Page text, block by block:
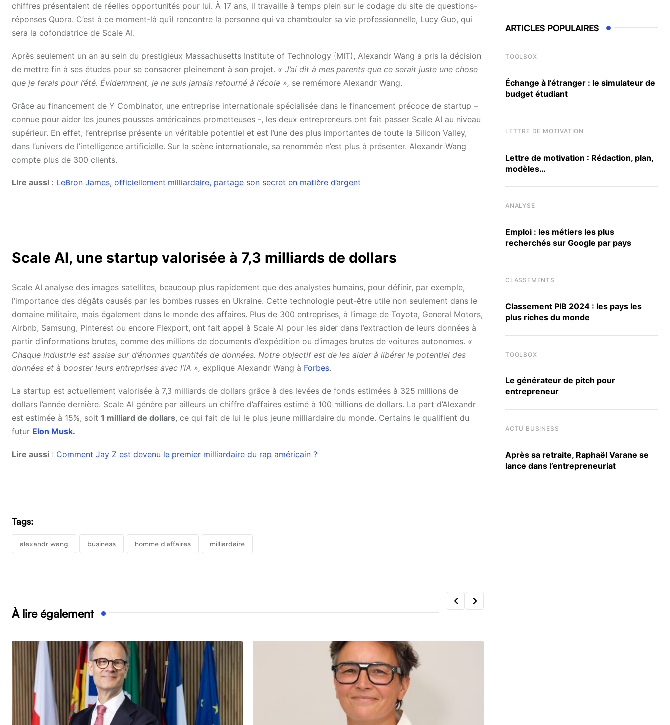
chiffres présentaient de réelles opportunités pour lui. À 17 ans, il travaille à temps plein sur le codage du site de questions-
réponses Quora. C’est à ce moment-là qu’il rencontre la personne qui va chambouler sa vie professionnelle, Lucy Guo, qui
sera la cofondatrice de Scale AI.
Après seulement un an au sein du prestigieux Massachusetts Institute of Technology (MIT), Alexandr Wang a pris la décision
de mettre fin à ses études pour se consacrer pleinement à son projet. « J’ai dit à mes parents que ce serait juste une chose
que je ferais pour l’été. Évidemment, je ne suis jamais retourné à l’école », se remémore Alexandr Wang.
Grâce au financement de Y Combinator, une entreprise internationale spécialisée dans le financement précoce de startup –
connue pour aider les jeunes pousses américaines prometteuses -, les deux entrepreneurs ont fait passer Scale AI au niveau
supérieur. En effet, l’entreprise présente un véritable potentiel et est l’une des plus importantes de toute la Silicon Valley,
dans l’univers de l’intelligence artificielle. Sur la scène internationale, sa renommée n’est plus à présenter. Alexandr Wang
compte plus de 300 clients.
Lire aussi : LeBron James, officiellement milliardaire, partage son secret en matière d’argent
Scale AI, une startup valorisée à 7,3 milliards de dollars
Scale AI analyse des images satellites, beaucoup plus rapidement que des analystes humains, pour définir, par exemple,
l’importance des dégâts causés par les bombes russes en Ukraine. Cette technologie peut-être utile non seulement dans le
domaine militaire, mais également dans le monde des affaires. Plus de 300 entreprises, à l’image de Toyota, General Motors,
Airbnb, Samsung, Pinterest ou encore Flexport, ont fait appel à Scale AI pour les aider dans l’extraction de leurs données à
partir d’informations brutes, comme des millions de documents d’expédition ou d’images brutes de voitures autonomes. «
Chaque industrie est assise sur d’énormes quantités de données. Notre objectif est de les aider à libérer le potentiel des
données et à booster leurs entreprises avec l’IA », explique Alexandr Wang à Forbes.
La startup est actuellement valorisée à 7,3 milliards de dollars grâce à des levées de fonds estimées à 325 millions de
dollars l’année dernière. Scale AI génère par ailleurs un chiffre d’affaires estimé à 100 millions de dollars. La part d’Alexandr
est estimée à 15%, soit 1 milliard de dollars, ce qui fait de lui le plus jeune milliardaire du monde. Certains le qualifient du
futur Elon Musk.
Lire aussi : Comment Jay Z est devenu le premier milliardaire du rap américain ?
Tags:
alexandr wang business homme d'affaires milliardaire
À lire également
ARTICLES POPULAIRES
TOOLBOX
Échange à l’étranger : le simulateur de
budget étudiant
LETTRE DE MOTIVATION
Lettre de motivation : Rédaction, plan,
modèles…
ANALYSE
Emploi : les métiers les plus
recherchés sur Google par pays
CLASSEMENTS
Classement PIB 2024 : les pays les
plus riches du monde
TOOLBOX
Le générateur de pitch pour
entrepreneur
ACTU BUSINESS
Après sa retraite, Raphaël Varane se
lance dans l’entrepreneuriat